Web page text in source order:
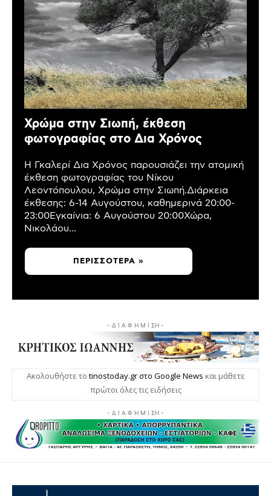
Χρώμα στην Σιωπή, έκθεση
φωτογραφίας στο Δια Χρόνος
Η Γκαλερί Δια Χρόνος παρουσιάζει την ατομική
έκθεση φωτογραφίας του Νίκου
Λεοντόπουλου, Χρώμα στην Σιωπή.Διάρκεια
έκθεσης: 6-14 Αυγούστου, καθημερινά 20:00-
23:00Εγκαίνια: 6 Αυγούστου 20:00Χώρα,
Νικολάου...
ΠΕΡΙΣΣΌΤΕΡΑ »
- Δ Ι Α Φ Η Μ Ι ΣΗ -
Ακολουθήστε το tinostoday.gr στο Google News και μάθετε
πρώτοι όλες τις ειδήσεις
- Δ Ι Α Φ Η Μ Ι ΣΗ -